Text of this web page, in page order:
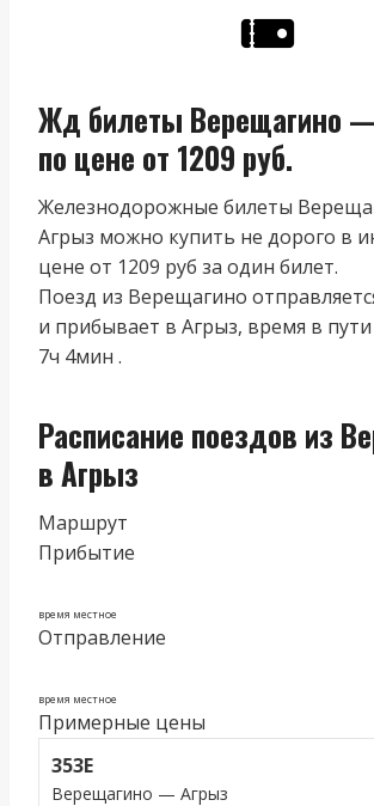
Жд билеты Верещагино
по цене от 1209 руб.
Железнодорожные билеты
Агрыз можно купить не дорого в
цене от 1209 руб за один билет.
Поезд из Верещагино
и прибывает в Агрыз, время в
7ч 4мин .
Расписание поездов из
в Агрыз
Маршрут
Прибытие
время местное
Отправление
время местное
Примерные цены
353Е
Верещагино — Агрыз